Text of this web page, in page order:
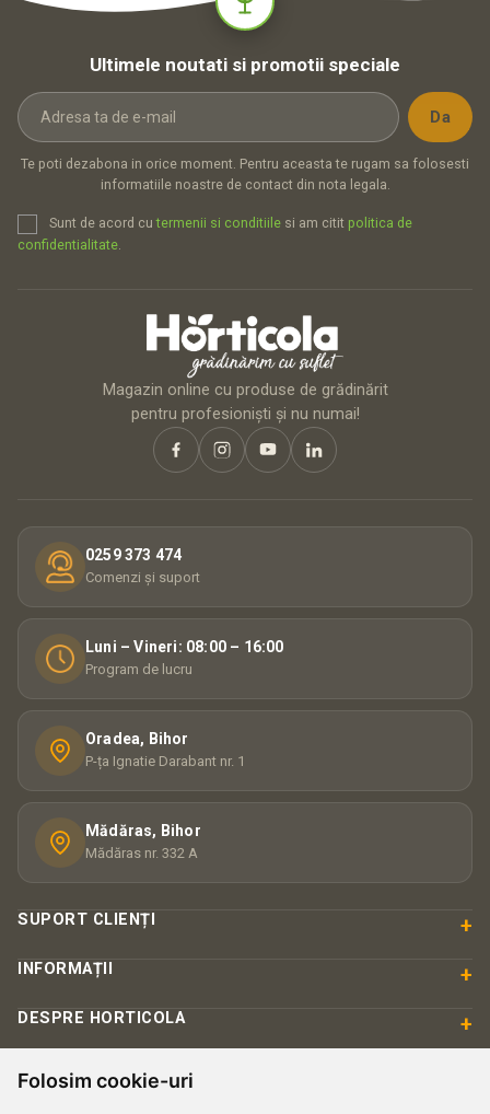
Folosim cookie-uri
Ultimele noutati si promotii speciale
Te poti dezabona in orice moment. Pentru aceasta te rugam sa folosesti
informatiile noastre de contact din nota legala.
Sunt de acord cutermenii si conditiile si am citit politica de
confidentialitate.
Magazin online cu produse de grădinărit
pentru profesioniști și nu numai!
0259 373 474
Comenzi și suport
Luni – Vineri: 08:00 – 16:00
Program de lucru
Oradea, Bihor
P-ța Ignatie Darabant nr. 1
Mădăras, Bihor
Mădăras nr. 332 A
SUPORT CLIENȚI +
INFORMAȚII +
DESPRE HORTICOLA +
PLATĂ & SIGURANȚĂ